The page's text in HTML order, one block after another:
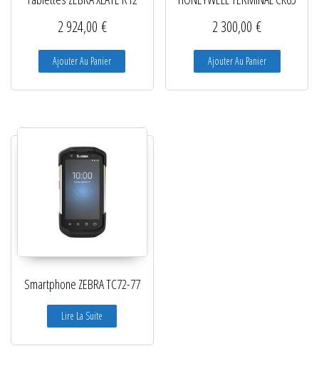
2 924,00 €
Ajouter Au Panier
2 300,00€
Ajouter Au Panier
Smartphone ZEBRA TC72-77
Lire La Suite